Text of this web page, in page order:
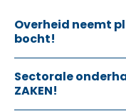
Overheid neemt
bocht!
Sectorale
ZAKEN!